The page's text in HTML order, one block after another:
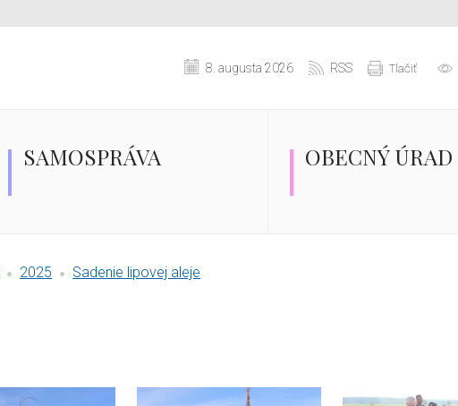
8. augusta 2026 RSS Tlačiť
SAMOSPRÁVA OBECNÝ ÚRAD
2025 Sadenie lipovej aleje